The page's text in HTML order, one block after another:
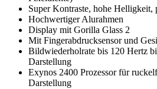
Super Kontraste, hohe Helligkeit,
Hochwertiger Alurahmen
Display mit Gorilla Glass 2
Mit Fingerabdrucksensor und
Bildwiederholrate bis 120 Hertz
Darstellung
Exynos 2400 Prozessor für
Darstellung